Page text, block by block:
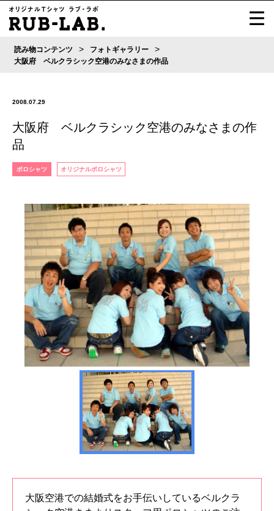
読み物コンテンツ > フォトギャラリー >
大阪府 ベルクラシック空港のみなさまの作品
2008.07.29
大阪府 ベルクラシック空港のみなさまの作
品
ポロシャツ オリジナルポロシャツ
大阪空港での結婚式をお手伝いしているベルクラ